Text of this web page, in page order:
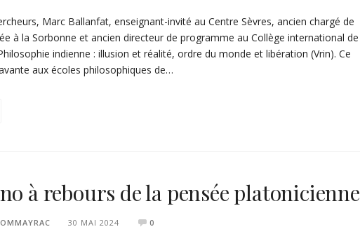
Marc Ballanfat, enseignant-invité au Centre Sèvres, ancien chargé de
à la Sorbonne et ancien directeur de programme au Collège international de
indienne : illusion et réalité, ordre du monde et libération (Vrin). Ce
aux écoles philosophiques de…
à rebours de la pensée platonicienne
30 MAI 2024 0